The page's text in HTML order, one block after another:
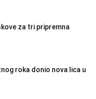
za tri pripremna
roka donio nova lica u